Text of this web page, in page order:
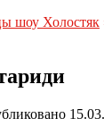
шоу Холостяк